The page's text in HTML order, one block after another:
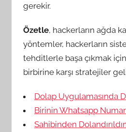
gerekir.
Özetle, hackerların ağda
yöntemler, hackerların
tehditlerle başa çıkmak
birbirine karşı stratejiler
Dolap Uygulamasında
Birinin Whatsapp
Sahibinden